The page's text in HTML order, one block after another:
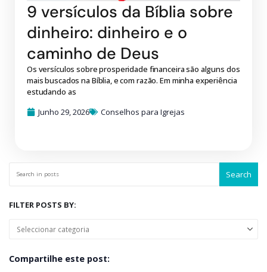
9 versículos da Bíblia sobre
dinheiro: dinheiro e o
caminho de Deus
Os versículos sobre prosperidade financeira são alguns dos
mais buscados na Bíblia, e com razão. Em minha experiência
estudando as
Junho 29, 2026
Conselhos para Igrejas
Search
FILTER POSTS BY:
Compartilhe este post: